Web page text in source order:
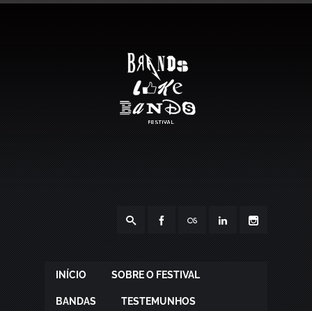
INÍCIO SOBRE O FESTIVAL
BANDAS TESTEMUNHOS